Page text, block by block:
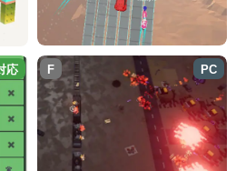
応 F PC